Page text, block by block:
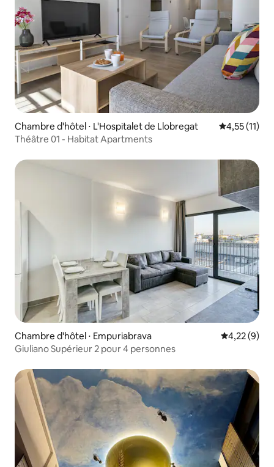
Chambre d'hôtel ⋅ L'Hospitalet de Llobregat Évaluation
4,55 (11)
Théâtre 01 - Habitat Apartments
Chambre d'hôtel ⋅ Empuriabrava Évaluation
4,22 (9)
Giuliano Supérieur 2 pour 4 personnes